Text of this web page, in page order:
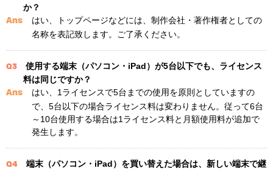
か？
Ans
はい、トップページなどには、制作会社・著作権者としての
名称を表記致します。ご了承ください。
Q3
使用する端末（パソコン・iPad）が5台以下でも、ライセンス
料は同じですか？
Ans
はい、1ライセンスで5台までの使用を原則としていますの
で、5台以下の場合ライセンス料は変わりません。従って6台
～10台使用する場合は1ライセンス料と月額使用料が追加で
発生します。
Q4
端末（パソコン・iPad）を買い替えた場合は、新しい端末で継